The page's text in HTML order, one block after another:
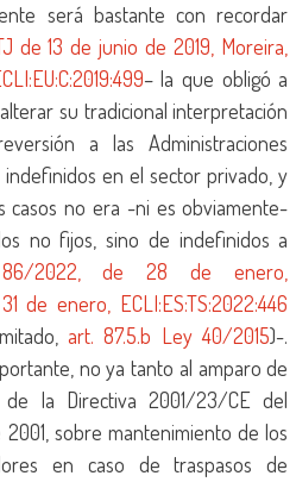
será bastante con recordar
de 13 de junio de 2019, Moreira,
– la que obligó a
su tradicional interpretación
a las Administraciones
en el sector privado, y
casos no era -ni es obviamente-
no fijos, sino de indefinidos a
2022, de 28 de enero,
31 de enero, ECLI:ES:TS:2022:446
art. 87.5.b Ley 40/2015)-.
no ya tanto al amparo de
la Directiva 2001/23/CE del
sobre mantenimiento de los
en caso de traspasos de